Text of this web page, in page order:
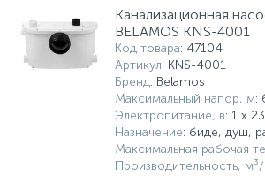
Канализационная
BELAMOS KNS-4001
Код товара: 47104
Артикул: KNS-4001
Бренд: Belamos
Максимальный напор, м:
Электропитание, в: 1 x
Назначение: биде, душ,
Максимальная рабочая
Производительность, м³/